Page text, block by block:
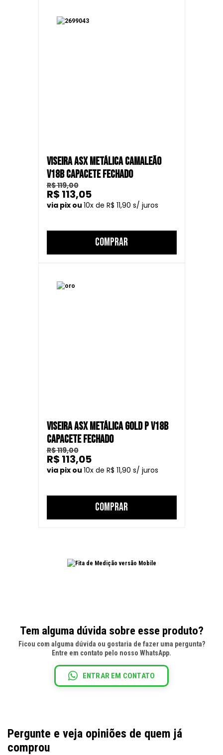
VISEIRA ASX METÁLICA CAMALEÃO
V18B CAPACETE FECHADO
R$ 119,00
10
R$ 11,90
R$ 113,05
COMPRAR
VISEIRA ASX METÁLICA GOLD P V18B
CAPACETE FECHADO
R$ 119,00
10
R$ 11,90
R$ 113,05
COMPRAR
Tem alguma dúvida sobre esse produto?
Ficou com alguma dúvida ou gostaria de fazer uma pergunta?
Entre em contato pelo nosso WhatsApp.
ENTRAR EM CONTATO
Pergunte e veja opiniões de quem já
comprou